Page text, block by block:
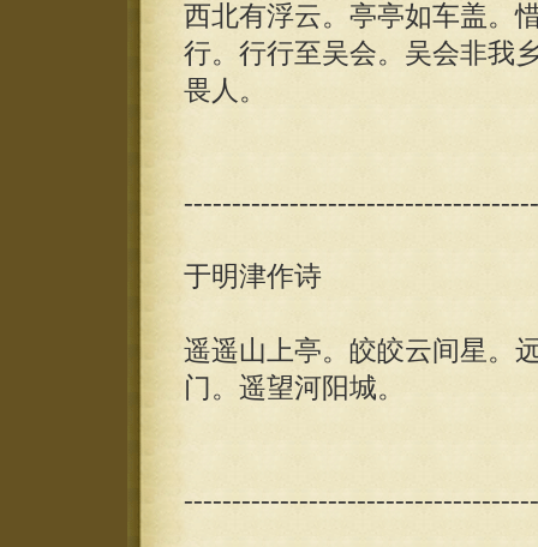
西北有浮云。亭亭如车盖。
行。行行至吴会。吴会非我
畏人。
于明津作诗
遥遥山上亭。皎皎云间星。
门。遥望河阳城。